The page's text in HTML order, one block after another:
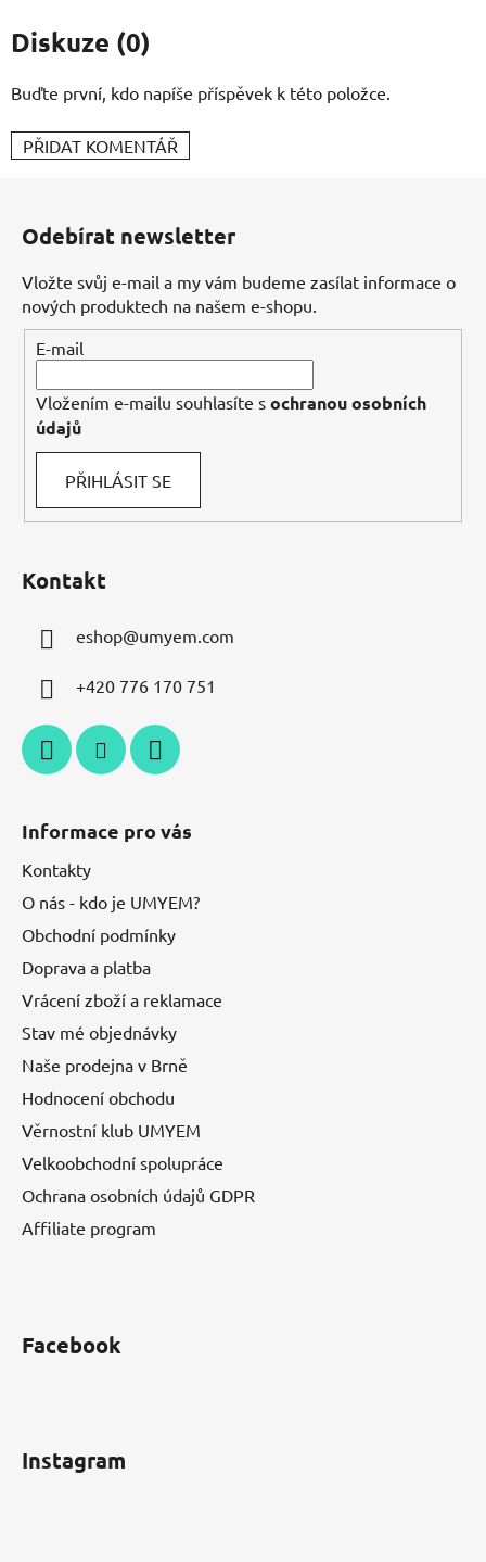
Diskuze (0)
Buďte první, kdo napíše příspěvek k této položce.
PŘIDAT KOMENTÁŘ
Odebírat newsletter
Vložte svůj e-mail a my vám budeme zasílat informace o
nových produktech na našem e-shopu.
E-mail
Vložením e-mailu souhlasíte s ochranou osobních
údajů
PŘIHLÁSIT SE
Kontakt
eshop@umyem.com
+420 776 170 751
Informace pro vás
Kontakty
O nás - kdo je UMYEM?
Obchodní podmínky
Doprava a platba
Vrácení zboží a reklamace
Stav mé objednávky
Naše prodejna v Brně
Hodnocení obchodu
Věrnostní klub UMYEM
Velkoobchodní spolupráce
Ochrana osobních údajů GDPR
Affiliate program
Facebook
Instagram